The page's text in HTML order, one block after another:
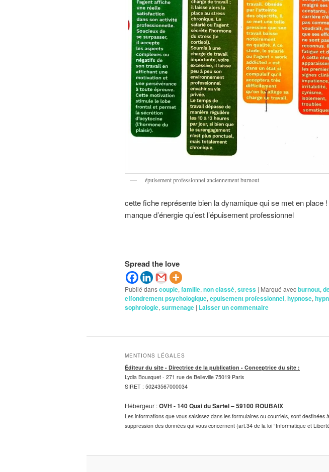
épuisement professionnel anciennement burnout
cette fiche représente bien la dynamique qui se met en place
manque d’énergie qu’est l’épuisement professionnel
Spread the love
Publié danscouple, famille, non classé, stress | Marqué avecburnout,
effondrement psychologique, epuisement professionnel, hypnose,
sophrologie, surmenage | Laisser un commentaire
MENTIONS LÉGALES
Éditeur du site - Directrice de la publication - Conceptrice du site :
Lydia Bousquet - 271 rue de Belleville 75019 Paris
SIRET : 50243567000034
Hébergeur :OVH - 140 Quai du Sartel – 59100 ROUBAIX
Les informations que vous saisissez dans les formulaires ou courriels, sont destinées
suppression des données qui vous concernent (art.34 de la loi “Informatique et